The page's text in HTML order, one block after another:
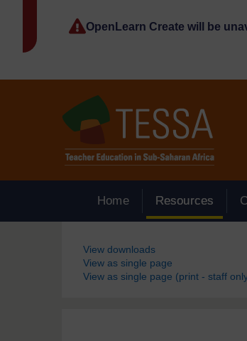
OpenLearn Create will be
Home Resources
Blocs
View downloads
View as single page
View as single page (print - staff